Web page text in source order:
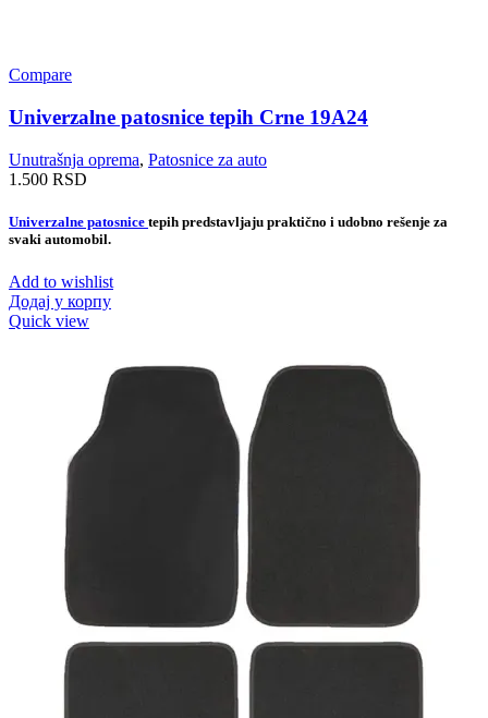
Compare
Univerzalne patosnice tepih Crne 19A24
Unutrašnja oprema, Patosnice za auto
1.500 RSD
Univerzalne patosnice tepih predstavljaju praktično i udobno rešenje za
svaki automobil.
Add to wishlist
Додај у корпу
Quick view